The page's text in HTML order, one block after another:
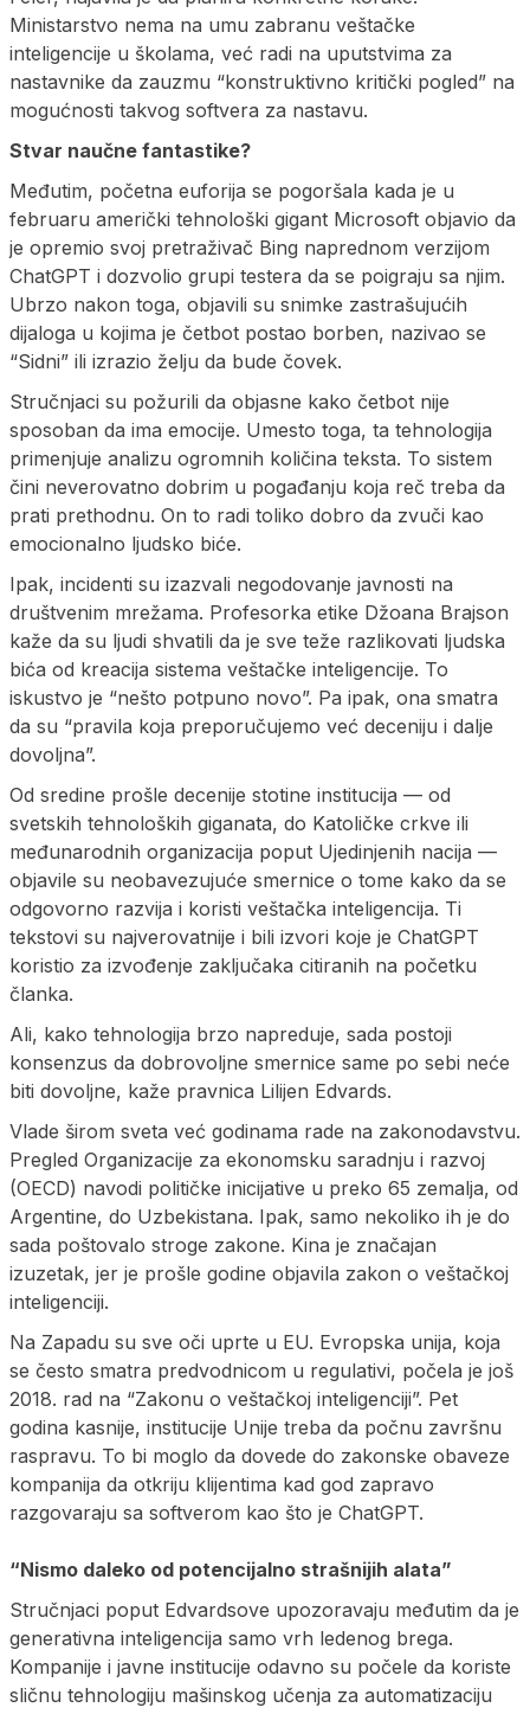
Ministarstvo nema na umu zabranu veštačke
inteligencije u školama, već radi na uputstvima za
nastavnike da zauzmu “konstruktivno kritički pogled” na
mogućnosti takvog softvera za nastavu.
Stvar naučne fantastike?
Međutim, početna euforija se pogoršala kada je u
februaru američki tehnološki gigant Microsoft objavio da
je opremio svoj pretraživač Bing naprednom verzijom
ChatGPT i dozvolio grupi testera da se poigraju sa njim.
Ubrzo nakon toga, objavili su snimke zastrašujućih
dijaloga u kojima je četbot postao borben, nazivao se
“Sidni” ili izrazio želju da bude čovek.
Stručnjaci su požurili da objasne kako četbot nije
sposoban da ima emocije. Umesto toga, ta tehnologija
primenjuje analizu ogromnih količina teksta. To sistem
čini neverovatno dobrim u pogađanju koja reč treba da
prati prethodnu. On to radi toliko dobro da zvuči kao
emocionalno ljudsko biće.
Ipak, incidenti su izazvali negodovanje javnosti na
društvenim mrežama. Profesorka etike Džoana Brajson
kaže da su ljudi shvatili da je sve teže razlikovati ljudska
bića od kreacija sistema veštačke inteligencije. To
iskustvo je “nešto potpuno novo”. Pa ipak, ona smatra
da su “pravila koja preporučujemo već deceniju i dalje
dovoljna”.
Od sredine prošle decenije stotine institucija — od
svetskih tehnoloških giganata, do Katoličke crkve ili
međunarodnih organizacija poput Ujedinjenih nacija —
objavile su neobavezujuće smernice o tome kako da se
odgovorno razvija i koristi veštačka inteligencija. Ti
tekstovi su najverovatnije i bili izvori koje je ChatGPT
koristio za izvođenje zaključaka citiranih na početku
članka.
Ali, kako tehnologija brzo napreduje, sada postoji
konsenzus da dobrovoljne smernice same po sebi neće
biti dovoljne, kaže pravnica Lilijen Edvards.
Vlade širom sveta već godinama rade na zakonodavstvu.
Pregled Organizacije za ekonomsku saradnju i razvoj
(OECD) navodi političke inicijative u preko 65 zemalja, od
Argentine, do Uzbekistana. Ipak, samo nekoliko ih je do
sada poštovalo stroge zakone. Kina je značajan
izuzetak, jer je prošle godine objavila zakon o veštačkoj
inteligenciji.
Na Zapadu su sve oči uprte u EU. Evropska unija, koja
se često smatra predvodnicom u regulativi, počela je još
2018. rad na “Zakonu o veštačkoj inteligenciji”. Pet
godina kasnije, institucije Unije treba da počnu završnu
raspravu. To bi moglo da dovede do zakonske obaveze
kompanija da otkriju klijentima kad god zapravo
razgovaraju sa softverom kao što je ChatGPT.
“Nismo daleko od potencijalno strašnijih alata”
Stručnjaci poput Edvardsove upozoravaju međutim da je
generativna inteligencija samo vrh ledenog brega.
Kompanije i javne institucije odavno su počele da koriste
sličnu tehnologiju mašinskog učenja za automatizaciju